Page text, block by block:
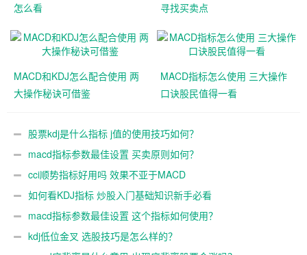
怎么看
寻找买卖点
MACD和KDJ怎么配合使用 两
大操作秘诀可借鉴
MACD指标怎么使用 三大操作
口诀股民值得一看
股票kdj是什么指标 j值的使用技巧如何？
macd指标参数最佳设置 买卖原则如何？
cci顺势指标好用吗 效果不亚于MACD
如何看KDJ指标 炒股入门基础知识新手必看
macd指标参数最佳设置 这个指标如何使用？
kdj低位金叉 选股技巧是怎么样的？